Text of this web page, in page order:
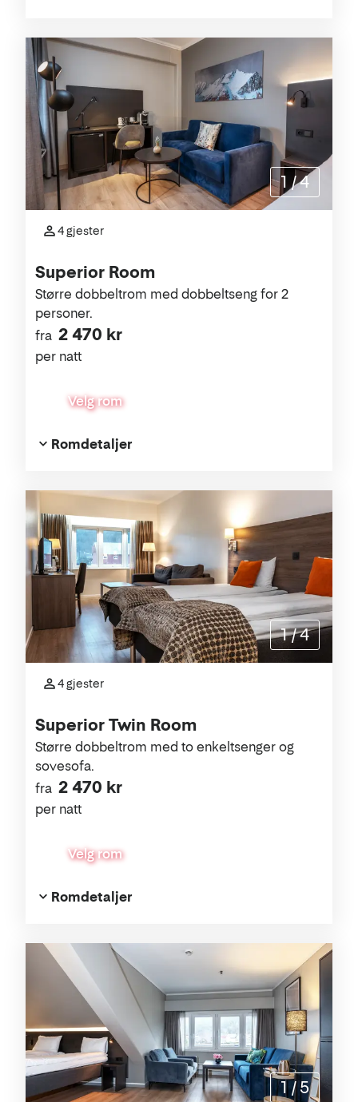
Superior Room
fra 2 470 kr
per natt
Større dobbeltrom med dobbeltseng for 2
personer.
Velg rom
4 gjester
Romdetaljer
1 /4
Superior Twin Room
fra 2 470 kr
per natt
Større dobbeltrom med to enkeltsenger og
sovesofa.
Velg rom
4 gjester
Romdetaljer
1 /4
1 / 5